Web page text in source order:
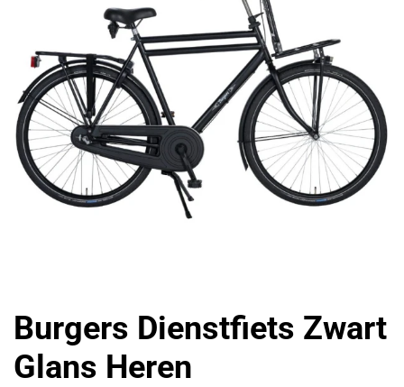
Burgers Dienstfiets Zwart
Glans Heren